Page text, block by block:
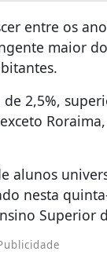
entre os
maior
2,5%,
alunos
nesta
Superior